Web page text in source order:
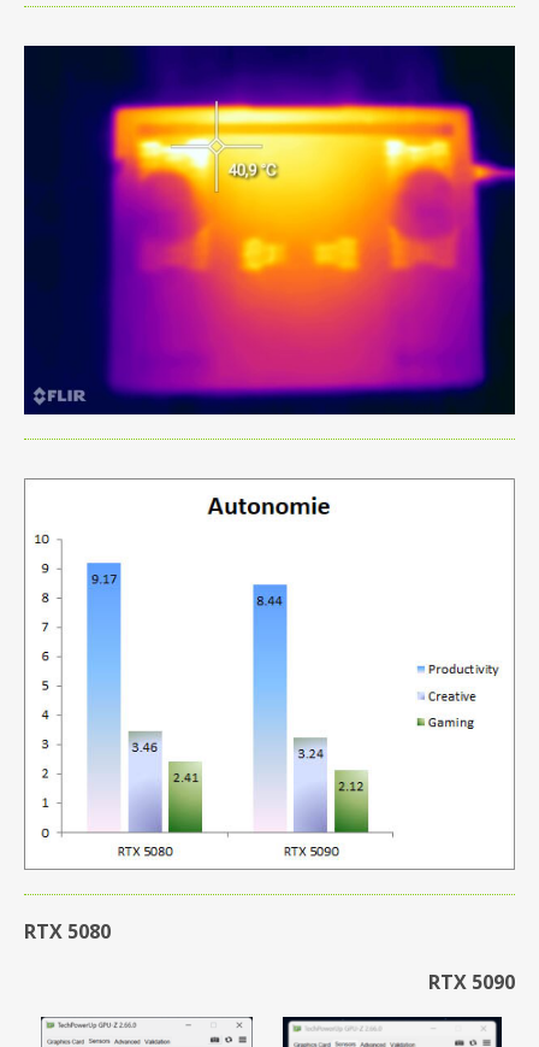
RTX 5080
RTX 5090